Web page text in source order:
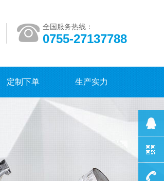
全国服务热线：
0755-27137788
定制下单 生产实力